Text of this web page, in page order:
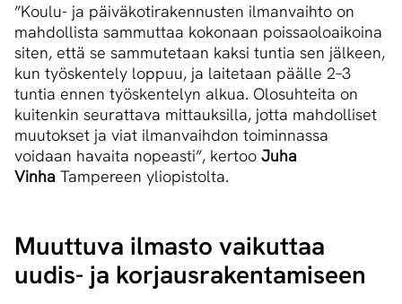
”Koulu- ja päiväkotirakennusten ilmanvaihto on
mahdollista sammuttaa kokonaan poissaoloaikoina
siten, että se sammutetaan kaksi tuntia sen jälkeen,
kun työskentely loppuu, ja laitetaan päälle 2–3
tuntia ennen työskentelyn alkua. Olosuhteita on
kuitenkin seurattava mittauksilla, jotta mahdolliset
muutokset ja viat ilmanvaihdon toiminnassa
voidaan havaita nopeasti”, kertoo Juha
Vinha Tampereen yliopistolta.
Muuttuva ilmasto vaikuttaa
uudis- ja kor­jaus­ra­ken­ta­mi­seen